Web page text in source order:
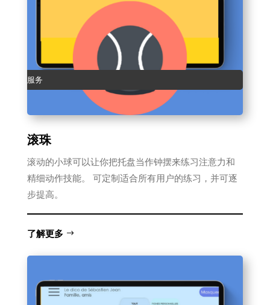
服务
滚珠
滚动的小球可以让你把托盘当作钟摆来练习注意力和
精细动作技能。 可定制适合所有用户的练习，并可逐
步提高。
了解更多